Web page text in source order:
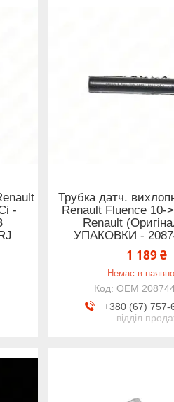
-
Трубка датч.
Renault Fluence 10-
Renault
УПАКОВКИ -
1 189 ₴
Немає в
OEM
+380 (67) 757-
відділ